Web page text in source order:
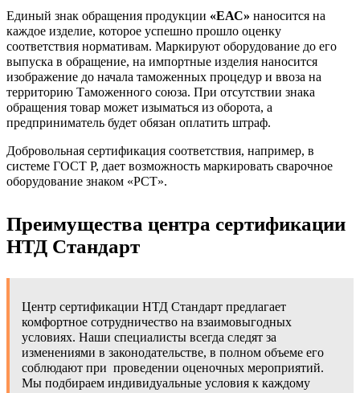
Единый знак обращения продукции «ЕАС» наносится на
каждое изделие, которое успешно прошло оценку
соответствия нормативам. Маркируют оборудование до его
выпуска в обращение, на импортные изделия наносится
изображение до начала таможенных процедур и ввоза на
территорию Таможенного союза. При отсутствии знака
обращения товар может изыматься из оборота, а
предприниматель будет обязан оплатить штраф.
Добровольная сертификация соответствия, например, в
системе ГОСТ Р, дает возможность маркировать сварочное
оборудование знаком «РСТ».
Преимущества центра сертификации
НТД Стандарт
Центр сертификации НТД Стандарт предлагает
комфортное сотрудничество на взаимовыгодных
условиях. Наши специалисты всегда следят за
изменениями в законодательстве, в полном объеме его
соблюдают при проведении оценочных мероприятий.
Мы подбираем индивидуальные условия к каждому